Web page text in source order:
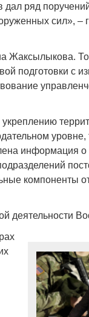
ряд
сил», –
Жаксылыкова.
подготовки с
уровне,
информация о
компоненты
деятельности
Война
Война